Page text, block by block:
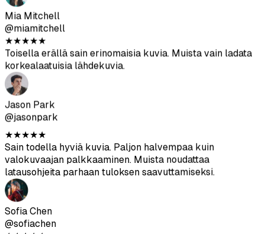
Jason Park
@jasonpark
★★★★★
Sain todella hyviä kuvia. Paljon halvempaa kuin
valokuvaajan palkkaaminen. Muista noudattaa
latausohjeita parhaan tuloksen saavuttamiseksi.
Sofia Chen
@sofiachen
★★★★★
Kuvat näyttävät melko realistisilta ja auttoivat saamaan
enemmän matcheja Bumblessa. Kaikki eivät ole
täydellisiä, mutta ehdottomasti vaivan arvoisia.